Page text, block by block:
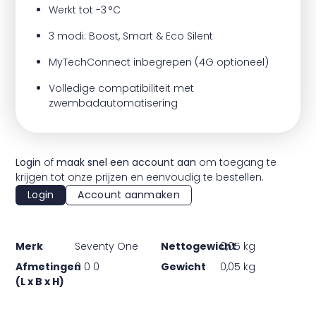
Werkt tot -3 °C
3 modi: Boost, Smart & Eco Silent
MyTechConnect inbegrepen (4G optioneel)
Volledige compatibiliteit met
zwembadautomatisering
Login of maak snel een account aan om toegang te
krijgen tot onze prijzen en eenvoudig te bestellen.
Login
Account aanmaken
Merk Seventy One Nettogewicht0,05 kg
Afmetingen
(L x B x H)
0 0 0 Gewicht 0,05 kg